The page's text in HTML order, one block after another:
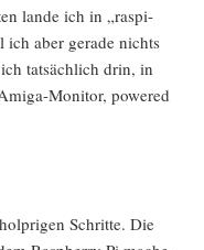
lan­de ich in „raspi-
aber gera­de nichts
tat­säch­lich drin, in
Moni­tor, powered
Schrit­te. Die